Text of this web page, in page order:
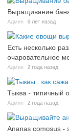
Выращивание
Админ 6 лет назад
Есть несколько
очаровательное
Админ 2 года назад
Тыква - типичный
Админ 2 года назад
Ananas comosus -